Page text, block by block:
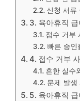
신청 서류
3. 육아휴직
접수 거부
빠른 승인
4. 접수 거부
흔한 실수
문제 발생
5. 육아휴직